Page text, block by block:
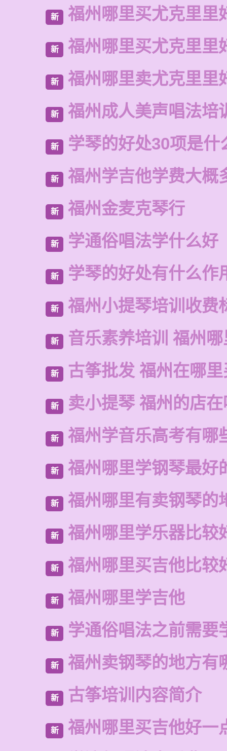
新 福州哪里买尤克里里
新 福州哪里买尤克里里
新 福州哪里卖尤克里里
新 福州成人美声唱法培
新 学琴的好处30项是什
新 福州学吉他学费大概
新 福州金麦克琴行
新 学通俗唱法学什么好
新 学琴的好处有什么作
新 福州小提琴培训收费
新 音乐素养培训 福州
新 古筝批发 福州在哪
新 卖小提琴 福州的店
新 福州学音乐高考有哪
新 福州哪里学钢琴最好
新 福州哪里有卖钢琴的
新 福州哪里学乐器比较
新 福州哪里买吉他比较
新 福州哪里学吉他
新 学通俗唱法之前需要
新 福州卖钢琴的地方有
新 古筝培训内容简介
新 福州哪里买吉他好一